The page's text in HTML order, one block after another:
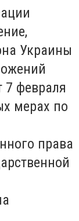
Украины
7 февраля
мерах по
права